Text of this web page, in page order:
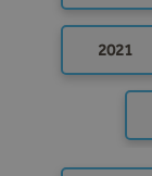
2021